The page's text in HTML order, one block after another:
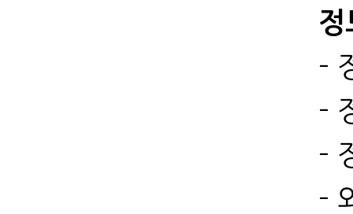
정
-
-
-
-